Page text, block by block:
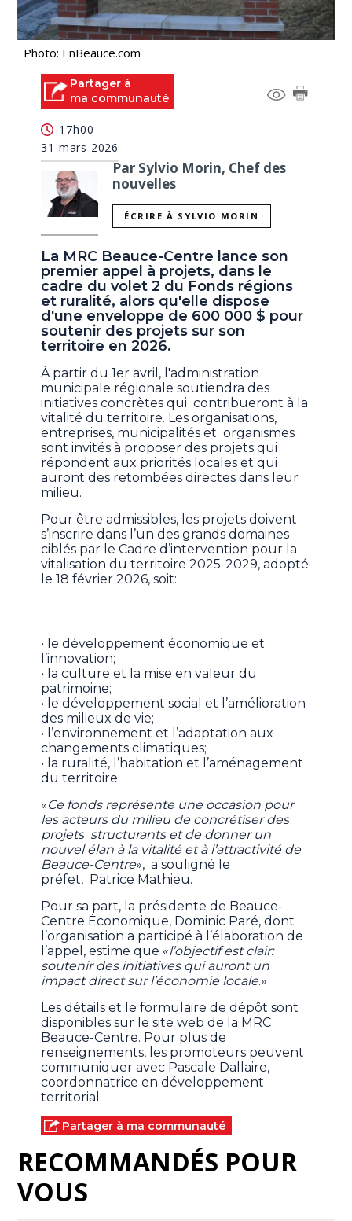
Photo: EnBeauce.com
Partager à
ma communauté
17h00
31 mars 2026
Par Sylvio Morin, Chef des
nouvelles
ÉCRIRE À SYLVIO MORIN
La MRC Beauce-Centre lance son
premier appel à projets, dans le
cadre du volet 2 du Fonds régions
et ruralité, alors qu'elle dispose
d'une enveloppe de 600 000 $ pour
soutenir des projets sur son
territoire en 2026.
À partir du 1er avril, l'administration
municipale régionale soutiendra des
initiatives concrètes qui contribueront à la
vitalité du territoire. Les organisations,
entreprises, municipalités et organismes
sont invités à proposer des projets qui
répondent aux priorités locales et qui
auront des retombées directes dans leur
milieu.
Pour être admissibles, les projets doivent
s’inscrire dans l’un des grands domaines
ciblés par le Cadre d’intervention pour la
vitalisation du territoire 2025-2029, adopté
le 18 février 2026, soit:
• le développement économique et
l’innovation;
• la culture et la mise en valeur du
patrimoine;
• le développement social et l’amélioration
des milieux de vie;
• l’environnement et l’adaptation aux
changements climatiques;
• la ruralité, l’habitation et l’aménagement
du territoire.
«Ce fonds représente une occasion pour
les acteurs du milieu de concrétiser des
projets structurants et de donner un
nouvel élan à la vitalité et à l’attractivité de
Beauce-Centre», a souligné le
préfet, Patrice Mathieu.
Pour sa part, la présidente de Beauce-
Centre Économique, Dominic Paré, dont
l’organisation a participé à l’élaboration de
l’appel, estime que «l’objectif est clair:
soutenir des initiatives qui auront un
impact direct sur l’économie locale.»
Les détails et le formulaire de dépôt sont
disponibles sur le site web de la MRC
Beauce-Centre. Pour plus de
renseignements, les promoteurs peuvent
communiquer avec Pascale Dallaire,
coordonnatrice en développement
territorial.
Partager à ma communauté
RECOMMANDÉS POUR
VOUS